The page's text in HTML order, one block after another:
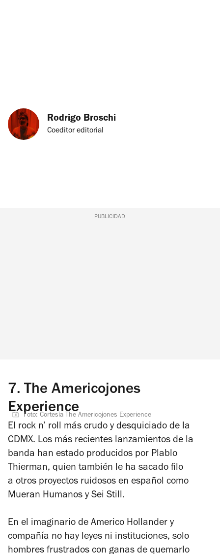
Rodrigo Broschi
Coeditor editorial
PUBLICIDAD
7. The Americojones
Experience
Foto: Cortesía The Americojones Experience
El rock n’ roll más crudo y desquiciado de la
CDMX. Los más recientes lanzamientos de la
banda han estado producidos por Plablo
Thierman, quien también le ha sacado filo
a otros proyectos ruidosos en español como
Mueran Humanos y Sei Still.
En el imaginario de Americo Hollander y
compañía no hay leyes ni instituciones, solo
hombres frustrados con ganas de quemarlo